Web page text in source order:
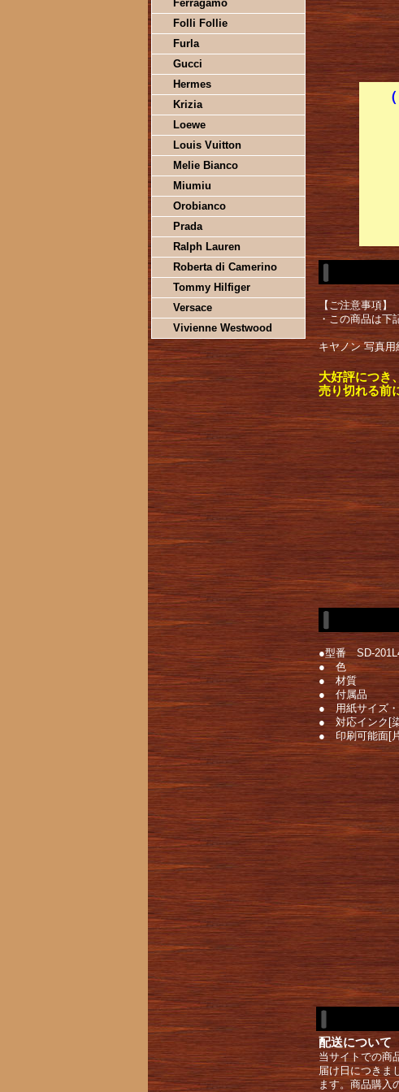
Ferragamo
Folli Follie
Furla
Gucci
Hermes
Krizia
Loewe
Louis Vuitton
Melie Bianco
Miumiu
Orobianco
Prada
Ralph Lauren
Roberta di Camerino
Tommy Hilfiger
Versace
Vivienne Westwood
【ご注意事項】
・この商品は下
キヤノン 写真用
大好評につき
売り切れる前
●型番 SD-
● 色
● 材質
● 付属品
● 用紙サイズ
● 対応インク[
● 印刷可能面[
配送について
当サイトでの商
届け日につきま
ます。商品購入